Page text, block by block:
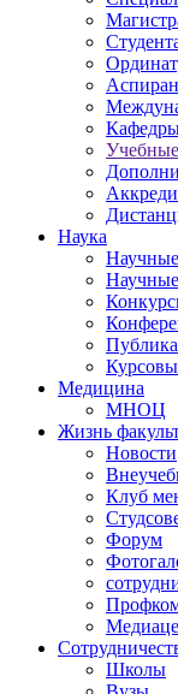
Наука
Медицина
МНОЦ
Жизнь
Новости
Клуб
Форум
Школы